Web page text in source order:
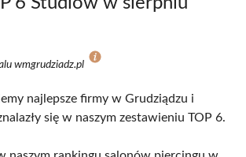
wmgrudziadz.pl
najlepsze firmy w Grudziądzu i
się w naszym zestawieniu TOP 6.